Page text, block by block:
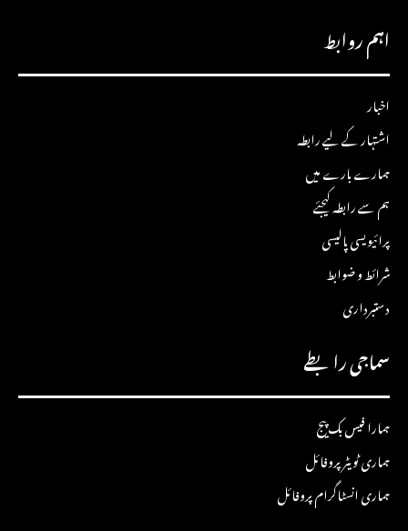
اہم روابط
اخبار
اشتہار کے لیے رابطہ
ہمارے بارے میں
ہم سے رابطہ کیجئے
پرائیویسی پالیسی
شرائط و ضوابط
دستبرداری
سماجی رابطے
ہمارا فیس بک پیج
ہماری ٹویٹر پروفائل
ہماری انسٹاگرام پروفائل